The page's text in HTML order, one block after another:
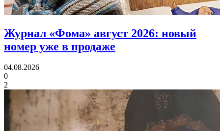
Журнал «Фома» август 2026: новый
номер уже в продаже
04.08.2026
0
2